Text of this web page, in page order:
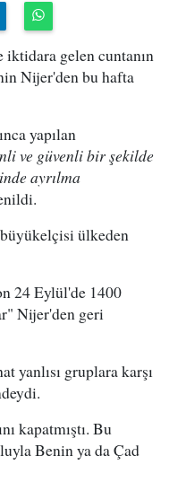
iktidara gelen cuntanın
Nijer'den bu hafta
yapılan
ve güvenli bir şekilde
ayrılma
ülkeden
24 Eylül'de 1400
Nijer'den geri
yanlısı gruplara karşı
kapatmıştı. Bu
Benin ya da Çad